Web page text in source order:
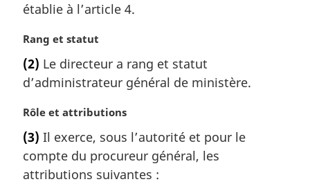
g
n
a
e
:
établie à l’article 4.
N
t
e
a
r
g
i
n
Rang et statut
(2) Le directeur a rang et statut
d’administrateur général de ministère.
N
t
e
m
Rôle et attributions
(3) Il exerce, sous l’autorité et pour le
compte du procureur général, les
attributions suivantes :